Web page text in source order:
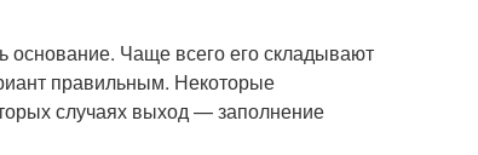
основание. Чаще всего его складывают
правильным. Некоторые
случаях выход — заполнение